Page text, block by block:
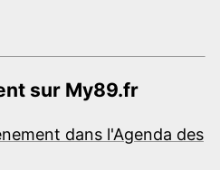
sur My89.fr
dans l'Agenda des